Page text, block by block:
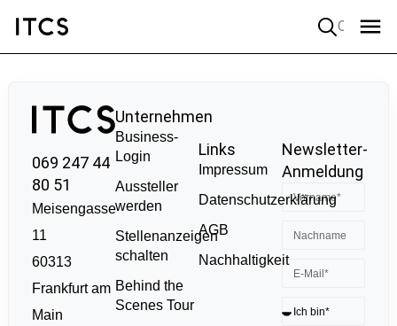
069 247 44
80 51
Meisengasse
11
60313
Frankfurt am
Main
Unternehmen
Business-
Login
Aussteller
werden
Stellenanzeigen
schalten
Behind the
Scenes Tour
Links
Impressum
Datenschutzerklärung
AGB
Nachhaltigkeit
Newsletter-
Anmeldung